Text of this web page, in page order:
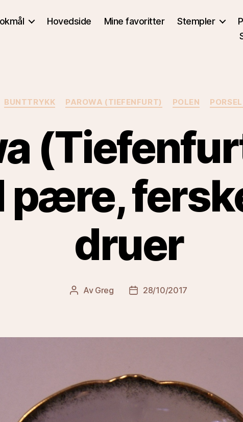
Hovedside Mine favoritter Stempler
Kategorier
BUNTTRYKK PAROWA (TIEFENFURT) POLEN
pære,
druer
Innleggsforfatter
Av Greg Publiseringsdato
28/10/2017